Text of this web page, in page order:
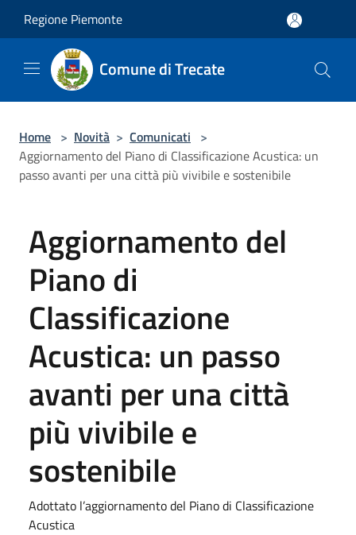
Regione Piemonte
Comune di Trecate
Home > Novità > Comunicati >
Aggiornamento del Piano di Classificazione Acustica: un
passo avanti per una città più vivibile e sostenibile
Aggiornamento del
Piano di
Classificazione
Acustica: un passo
avanti per una città
più vivibile e
sostenibile
Adottato l’aggiornamento del Piano di Classificazione
Acustica